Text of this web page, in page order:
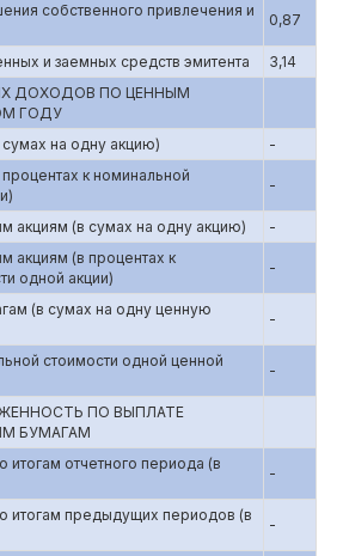
собственного привлечения и
0,87
и заемных средств эмитента
3,14
ДОХОДОВ ПО ЦЕННЫМ
ГОДУ
на одну акцию)
-
к номинальной
-
акциям (в сумах на одну акцию)
-
акциям (в процентах к
одной акции)
-
(в сумах на одну ценную
-
стоимости одной ценной
-
ПО ВЫПЛАТЕ
БУМАГАМ
итогам отчетного периода (в
-
итогам предыдущих периодов (в
-